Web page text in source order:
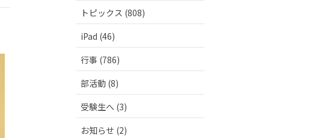
トピックス (808)
iPad (46)
行事 (786)
部活動 (8)
受験生へ (3)
お知らせ (2)